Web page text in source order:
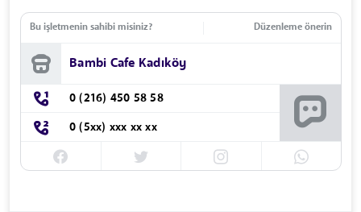
Bu işletmenin sahibi misiniz? Düzenleme önerin
Bambi Cafe Kadıköy
0 (216) 450 58 58
0 (5xx) xxx xx xx